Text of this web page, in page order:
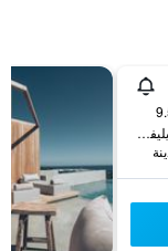
Olea All Suite Hotel, تسيليفي, اليونان